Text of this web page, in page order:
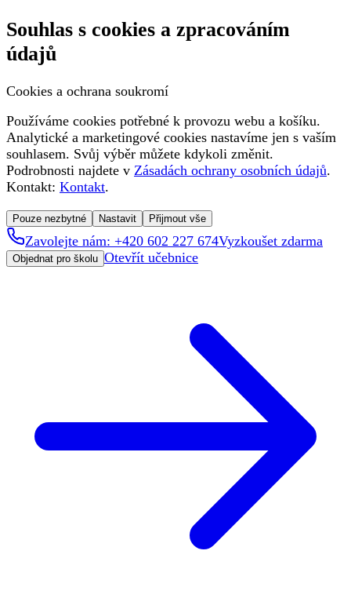
Souhlas s cookies a zpracováním
údajů
Cookies a ochrana soukromí
Používáme cookies potřebné k provozu webu a košíku.
Analytické a marketingové cookies nastavíme jen s vaším
souhlasem. Svůj výběr můžete kdykoli změnit.
Podrobnosti najdete v Zásadách ochrany osobních údajů.
Kontakt: Kontakt.
Pouze nezbytné Nastavit Přijmout vše
Zavolejte nám: +420 602 227 674Vyzkoušet zdarma
Objednat pro školu Otevřít učebnice